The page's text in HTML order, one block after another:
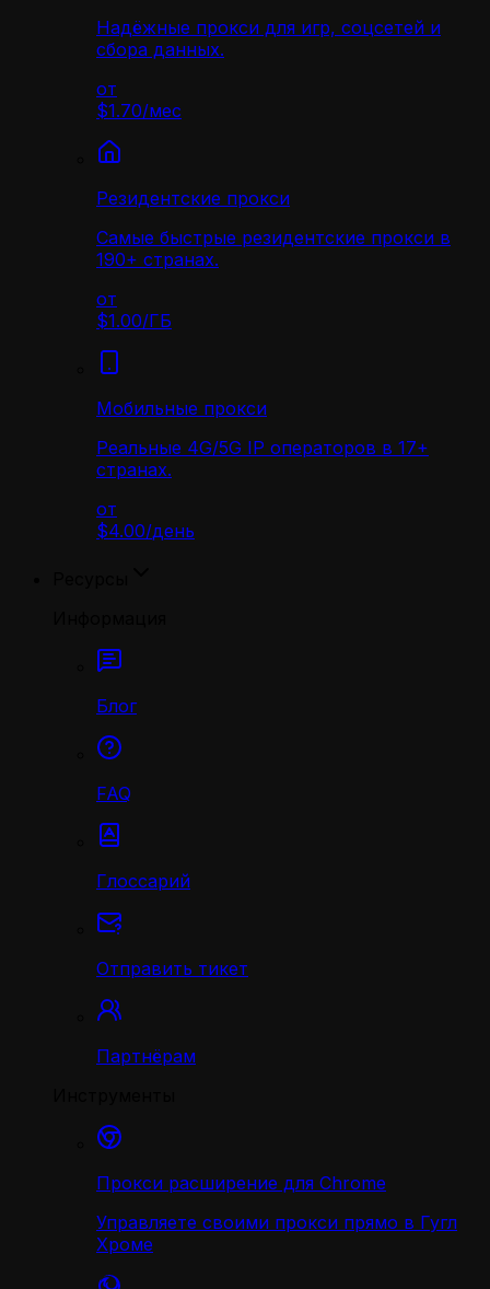
Надёжные прокси для игр, соцсетей и
сбора данных.
от
$1.70/мес
Резидентские прокси
Самые быстрые резидентские прокси в
190+ странах.
от
$1.00/ГБ
Мобильные прокси
Реальные 4G/5G IP операторов в 17+
странах.
от
$4.00/день
Блог
FAQ
Глоссарий
Отправить тикет
Партнёрам
Прокси расширение для Chrome
Управляете своими прокси прямо в Гугл
Хроме